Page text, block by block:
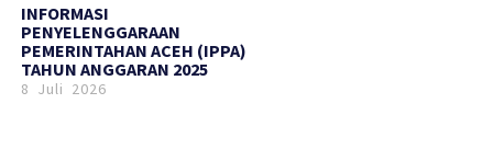
INFORMASI
PENYELENGGARAAN
PEMERINTAHAN ACEH (IPPA)
TAHUN ANGGARAN 2025
8 Juli 2026